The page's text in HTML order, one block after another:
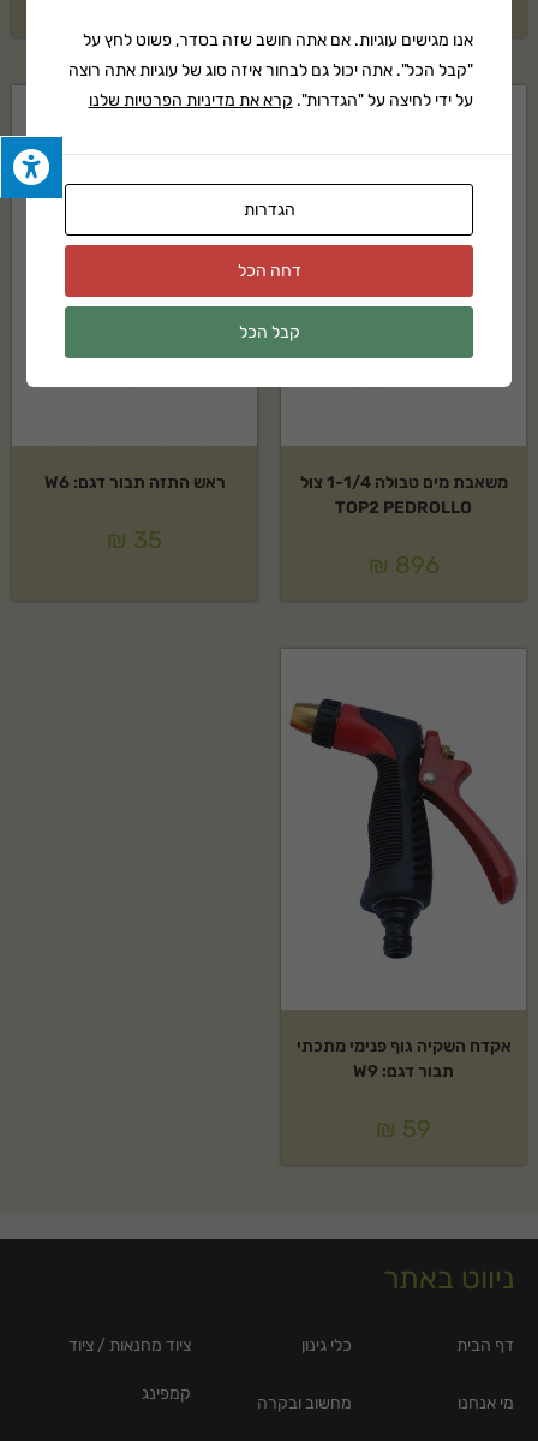
משאבת מים טבולה 1-1/4 צול
TOP2 PEDROLLO
₪ 896
ראש התזה תבור דגם: W6
₪ 35
אקדח השקיה גוף פנימי מתכתי
תבור דגם: W9
₪ 59
ניווט באתר
דף הבית
מי אנחנו
כלי גינון
מחשוב ובקרה
ציוד מחנאות / ציוד
קמפינג
אנו מגישים עוגיות. אם אתה חושב שזה בסדר, פשוט לחץ על
"קבל הכל". אתה יכול גם לבחור איזה סוג של עוגיות אתה רוצה
על ידי לחיצה על "הגדרות". קרא את מדיניות הפרטיות שלנו
הגדרות
דחה הכל
קבל הכל